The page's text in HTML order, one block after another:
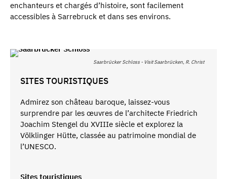
enchanteurs et chargés d’histoire, sont facilement
accessibles à Sarrebruck et dans ses environs.
Saarbrücker Schloss - Visit Saarbrücken, R. Christ
SITES TOURISTIQUES
Admirez son château baroque, laissez-vous
surprendre par les œuvres de l’architecte Friedrich
Joachim Stengel du XVIIIe siècle et explorez la
Völklinger Hütte, classée au patrimoine mondial de
l’UNESCO.
Sites touristiques